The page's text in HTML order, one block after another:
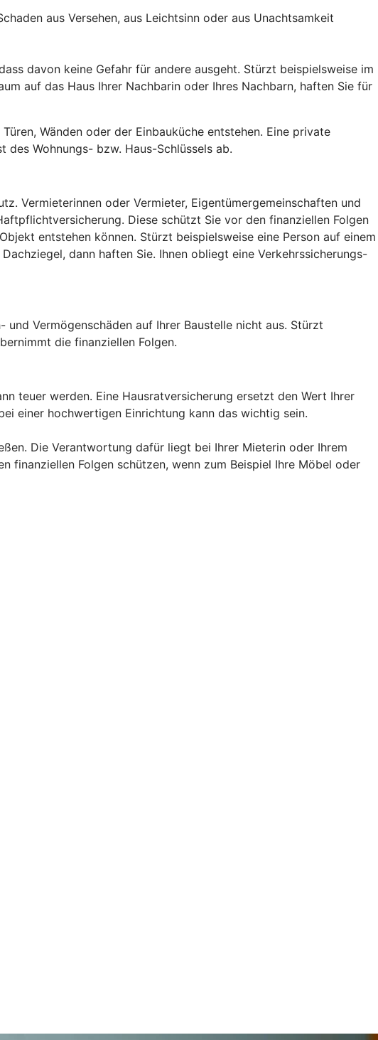
aus Versehen, aus Leichtsinn oder aus Unachtsamkeit
davon keine Gefahr für andere ausgeht. Stürzt beispielsweise im
auf das Haus Ihrer Nachbarin oder Ihres Nachbarn, haften Sie für
Wänden oder der Einbauküche entstehen. Eine private
Wohnungs- bzw. Haus-Schlüssels ab.
Vermieterinnen oder Vermieter, Eigentümergemeinschaften und
Diese schützt Sie vor den finanziellen Folgen
entstehen können. Stürzt beispielsweise eine Person auf einem
dann haften Sie. Ihnen obliegt eine Verkehrssicherungs-
Vermögenschäden auf Ihrer Baustelle nicht aus. Stürzt
die finanziellen Folgen.
teuer werden. Eine Hausratversicherung ersetzt den Wert Ihrer
einer hochwertigen Einrichtung kann das wichtig sein.
Die Verantwortung dafür liegt bei Ihrer Mieterin oder Ihrem
finanziellen Folgen schützen, wenn zum Beispiel Ihre Möbel oder